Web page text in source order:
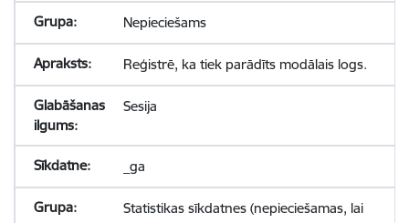
Nepieciešams
Reģistrē, ka tiek parādīts modālais logs.
Sesija
_ga
Statistikas sīkdatnes (nepieciešamas, lai